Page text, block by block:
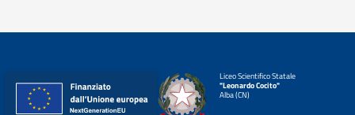
Liceo Scientifico Statale
"Leonardo Cocito"
Alba (CN)